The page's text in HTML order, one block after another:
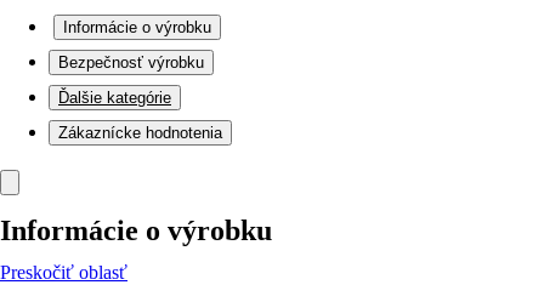
Informácie o výrobku
Bezpečnosť výrobku
Ďalšie kategórie
Zákaznícke hodnotenia
Informácie o výrobku
Preskočiť oblasť